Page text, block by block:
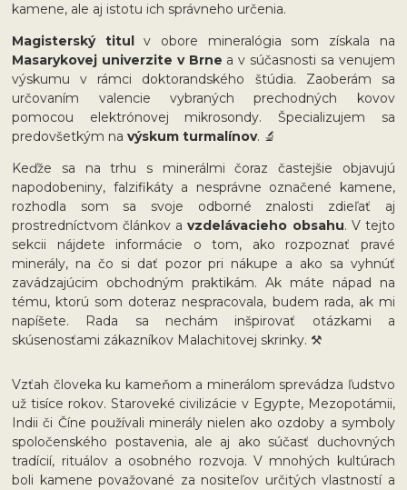
kamene, ale aj istotu ich správneho určenia.
Magisterský titul
v obore mineralógia som získala na
Masarykovej univerzite v Brne a v súčasnosti sa venujem
výskumu v rámci doktorandského štúdia. Zaoberám sa
určovaním valencie vybraných prechodných kovov
pomocou elektrónovej mikrosondy. Špecializujem sa
predovšetkým navýskum turmalínov. 🔬
Keďže sa na trhu s minerálmi čoraz častejšie objavujú
napodobeniny, falzifikáty a nesprávne označené kamene,
rozhodla som sa svoje odborné znalosti zdieľať aj
prostredníctvom článkov avzdelávacieho obsahu. V tejto
sekcii nájdete informácie o tom, ako rozpoznať pravé
minerály, na čo si dať pozor pri nákupe a ako sa vyhnúť
zavádzajúcim obchodným praktikám. Ak máte nápad na
tému, ktorú som doteraz nespracovala, budem rada, ak mi
napíšete. Rada sa nechám inšpirovať otázkami a
skúsenosťami zákazníkov Malachitovej skrinky. ⚒️
Vzťah človeka ku kameňom a minerálom sprevádza ľudstvo
už tisíce rokov. Staroveké civilizácie v Egypte, Mezopotámii,
Indii či Číne používali minerály nielen ako ozdoby a symboly
spoločenského postavenia, ale aj ako súčasť duchovných
tradícií, rituálov a osobného rozvoja. V mnohých kultúrach
boli kamene považované za nositeľov určitých vlastností a